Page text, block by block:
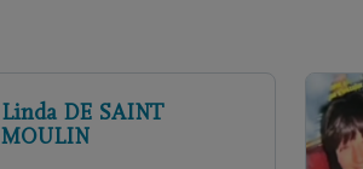
Linda DE SAINT
MOULIN